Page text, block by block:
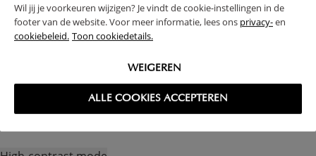
Wil jij je voorkeuren wijzigen? Je vindt de cookie-instellingen in de
footer van de website. Voor meer informatie, lees ons privacy-en
cookiebeleid. Toon cookiedetails.
WEIGEREN
ALLE COOKIES ACCEPTEREN
KINDERKAST «BOCCA NOVA» | WIT